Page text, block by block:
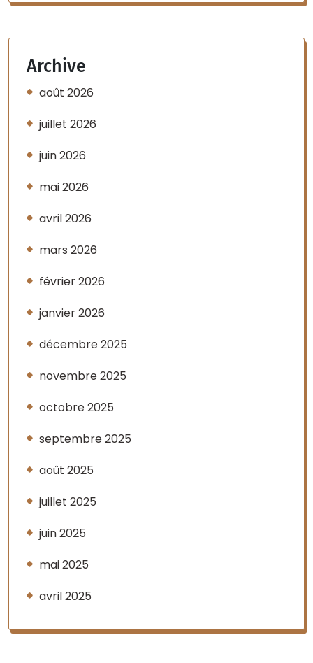
Archive
août 2026
juillet 2026
juin 2026
mai 2026
avril 2026
mars 2026
février 2026
janvier 2026
décembre 2025
novembre 2025
octobre 2025
septembre 2025
août 2025
juillet 2025
juin 2025
mai 2025
avril 2025